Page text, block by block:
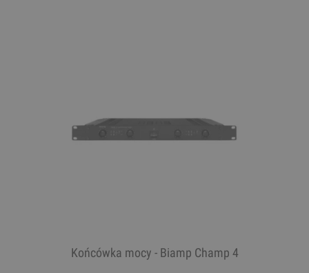
Końcówka mocy - Biamp Champ 4